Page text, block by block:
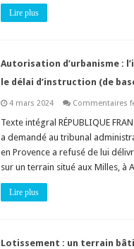
Lire plus
Autorisation d’urbanisme :
le délai d’instruction (de
4 mars 2024 Commentaires
Texte intégral RÉPUBLIQUE
a demandé au tribunal
en Provence a refusé de lui
sur un terrain situé aux Milles, à
Lire plus
Lotissement : un terrain